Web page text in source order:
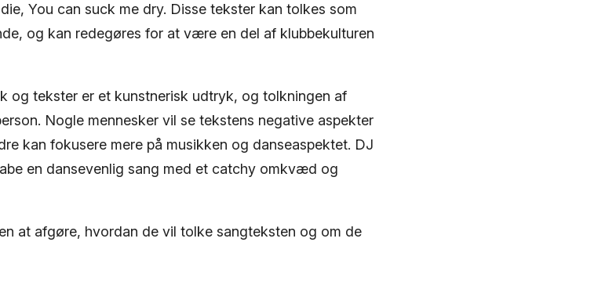
You can suck me dry. Disse tekster kan tolkes som
og kan redegøres for at være en del af klubbekulturen
og tekster er et kunstnerisk udtryk, og tolkningen af
Nogle mennesker vil se tekstens negative aspekter
kan fokusere mere på musikken og danseaspektet. DJ
en dansevenlig sang med et catchy omkvæd og
at afgøre, hvordan de vil tolke sangteksten og om de